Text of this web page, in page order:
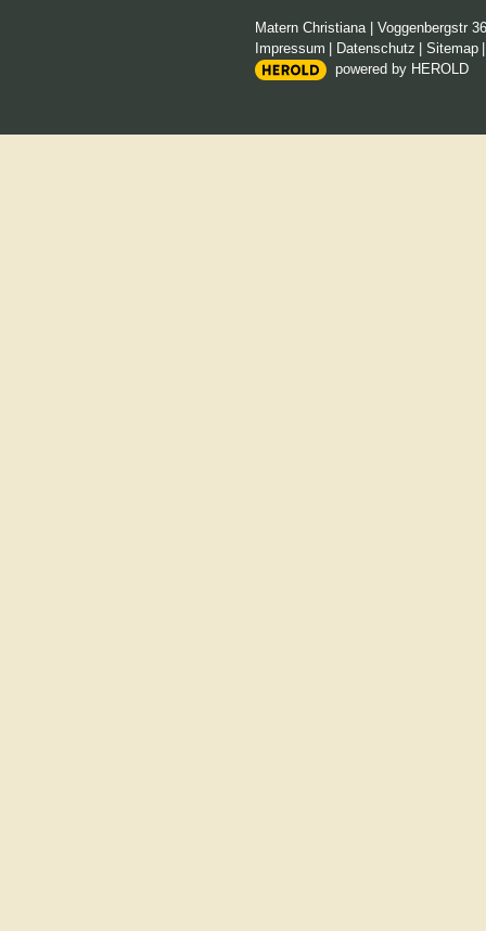
Matern Christiana| Voggenbergstr 36
Impressum
Datenschutz Sitemap
powered by HEROLD